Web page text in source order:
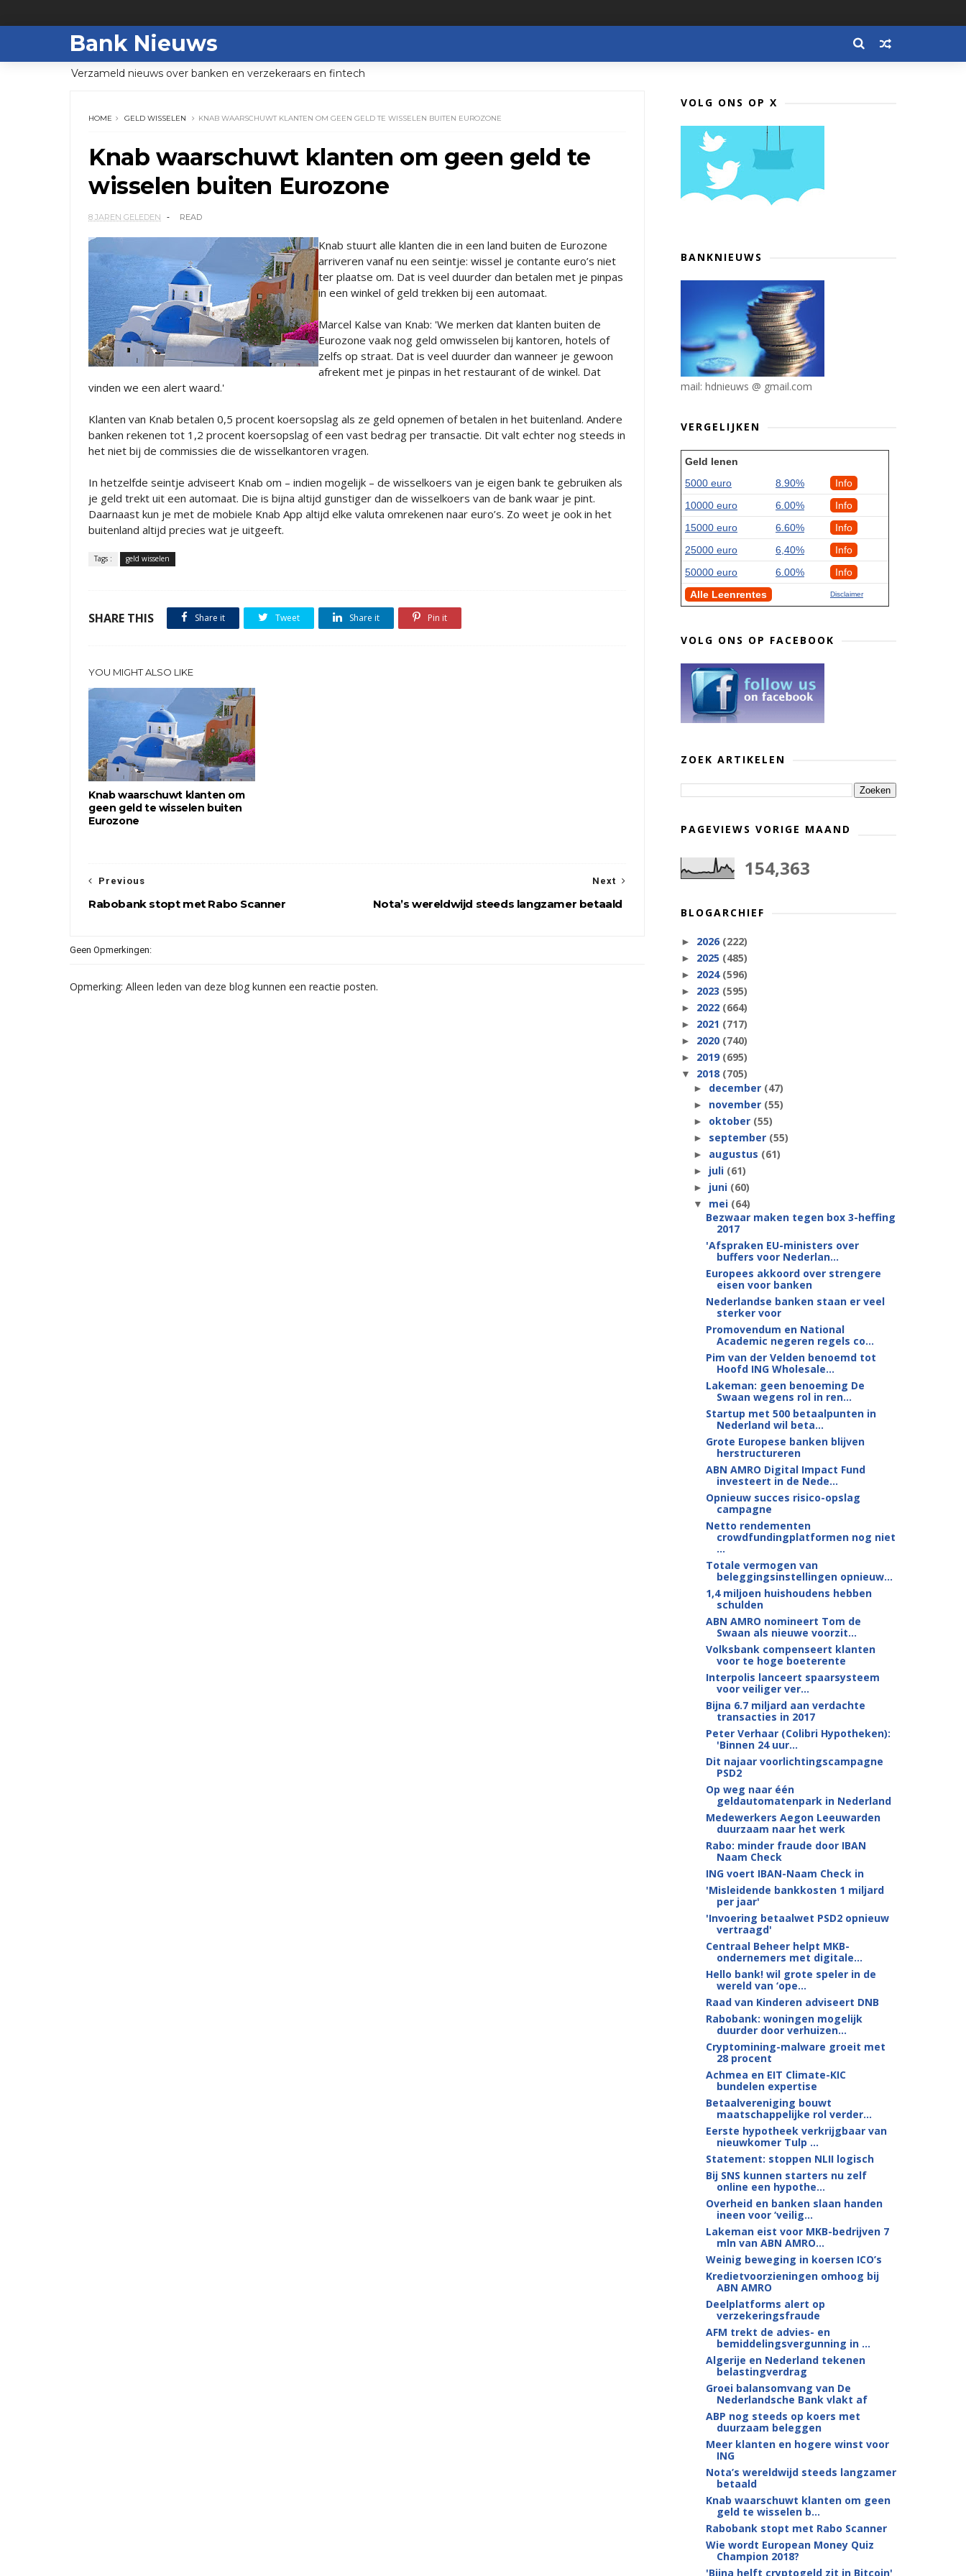
Bank Nieuws
Verzameld nieuws over banken en verzekeraars en fintech
HOME GELD WISSELEN KNAB WAARSCHUWT KLANTEN OM GEEN GELD TE WISSELEN BUITEN EUROZONE
Knab waarschuwt klanten om geen geld te
wisselen buiten Eurozone
8 JAREN GELEDEN READ
Knab stuurt alle klanten die in een land buiten de Eurozone
arriveren vanaf nu een seintje: wissel je contante euro’s niet
ter plaatse om. Dat is veel duurder dan betalen met je pinpas
in een winkel of geld trekken bij een automaat.
Marcel Kalse van Knab: 'We merken dat klanten buiten de
Eurozone vaak nog geld omwisselen bij kantoren, hotels of
zelfs op straat. Dat is veel duurder dan wanneer je gewoon
afrekent met je pinpas in het restaurant of de winkel. Dat
vinden we een alert waard.'
Klanten van Knab betalen 0,5 procent koersopslag als ze geld opnemen of betalen in het buitenland. Andere
banken rekenen tot 1,2 procent koersopslag of een vast bedrag per transactie. Dit valt echter nog steeds in
het niet bij de commissies die de wisselkantoren vragen.
In hetzelfde seintje adviseert Knab om – indien mogelijk – de wisselkoers van je eigen bank te gebruiken als
je geld trekt uit een automaat. Die is bijna altijd gunstiger dan de wisselkoers van de bank waar je pint.
Daarnaast kun je met de mobiele Knab App altijd elke valuta omrekenen naar euro’s. Zo weet je ook in het
buitenland altijd precies wat je uitgeeft.
Tags : geld wisselen
SHARE THIS Share it Tweet Share it Pin it
YOU MIGHT ALSO LIKE
Knab waarschuwt klanten om
geen geld te wisselen buiten
Eurozone
Next
Nota’s wereldwijd steeds langzamer betaald
Previous
Rabobank stopt met Rabo Scanner
Geen Opmerkingen:
Opmerking: Alleen leden van deze blog kunnen een reactie posten.
VOLG ONS OP X
BANKNIEUWS
mail: hdnieuws @ gmail.com
VERGELIJKEN
Geld lenen
5000 euro
8.90%
Info
10000 euro
6.00%
Info
15000 euro
6.60%
Info
25000 euro
6,40%
Info
50000 euro
6.00%
Info
Alle Leenrentes
Disclaimer
VOLG ONS OP FACEBOOK
ZOEK ARTIKELEN
PAGEVIEWS VORIGE MAAND
154,363
BLOGARCHIEF
► 2026 (222)
► 2025 (485)
► 2024 (596)
► 2023 (595)
► 2022 (664)
► 2021 (717)
► 2020 (740)
► 2019 (695)
▼ 2018 (705)
► december (47)
► november (55)
► oktober (55)
► september (55)
► augustus (61)
► juli (61)
► juni (60)
▼ mei (64)
Bezwaar maken tegen box 3-heffing
2017
'Afspraken EU-ministers over
buffers voor Nederlan...
Europees akkoord over strengere
eisen voor banken
Nederlandse banken staan er veel
sterker voor
Promovendum en National
Academic negeren regels co...
Pim van der Velden benoemd tot
Hoofd ING Wholesale...
Lakeman: geen benoeming De
Swaan wegens rol in ren...
Startup met 500 betaalpunten in
Nederland wil beta...
Grote Europese banken blijven
herstructureren
ABN AMRO Digital Impact Fund
investeert in de Nede...
Opnieuw succes risico-opslag
campagne
Netto rendementen
crowdfundingplatformen nog niet
...
Totale vermogen van
beleggingsinstellingen opnieuw...
1,4 miljoen huishoudens hebben
schulden
ABN AMRO nomineert Tom de
Swaan als nieuwe voorzit...
Volksbank compenseert klanten
voor te hoge boeterente
Interpolis lanceert spaarsysteem
voor veiliger ver...
Bijna 6.7 miljard aan verdachte
transacties in 2017
Peter Verhaar (Colibri Hypotheken):
'Binnen 24 uur...
Dit najaar voorlichtingscampagne
PSD2
Op weg naar één
geldautomatenpark in Nederland
Medewerkers Aegon Leeuwarden
duurzaam naar het werk
Rabo: minder fraude door IBAN
Naam Check
ING voert IBAN-Naam Check in
'Misleidende bankkosten 1 miljard
per jaar'
'Invoering betaalwet PSD2 opnieuw
vertraagd'
Centraal Beheer helpt MKB-
ondernemers met digitale...
Hello bank! wil grote speler in de
wereld van ‘ope...
Raad van Kinderen adviseert DNB
Rabobank: woningen mogelijk
duurder door verhuizen...
Cryptomining-malware groeit met
28 procent
Achmea en EIT Climate-KIC
bundelen expertise
Betaalvereniging bouwt
maatschappelijke rol verder...
Eerste hypotheek verkrijgbaar van
nieuwkomer Tulp ...
Statement: stoppen NLII logisch
Bij SNS kunnen starters nu zelf
online een hypothe...
Overheid en banken slaan handen
ineen voor ‘veilig...
Lakeman eist voor MKB-bedrijven 7
mln van ABN AMRO...
Weinig beweging in koersen ICO’s
Kredietvoorzieningen omhoog bij
ABN AMRO
Deelplatforms alert op
verzekeringsfraude
AFM trekt de advies- en
bemiddelingsvergunning in ...
Algerije en Nederland tekenen
belastingverdrag
Groei balansomvang van De
Nederlandsche Bank vlakt af
ABP nog steeds op koers met
duurzaam beleggen
Meer klanten en hogere winst voor
ING
Nota’s wereldwijd steeds langzamer
betaald
Knab waarschuwt klanten om geen
geld te wisselen b...
Rabobank stopt met Rabo Scanner
Wie wordt European Money Quiz
Champion 2018?
'Bijna helft cryptogeld zit in Bitcoin'